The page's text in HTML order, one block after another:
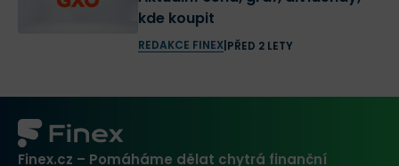
kde koupit
REDAKCE FINEX| PŘED 2 LETY
Finex.cz – Pomáháme dělat chytrá finanční